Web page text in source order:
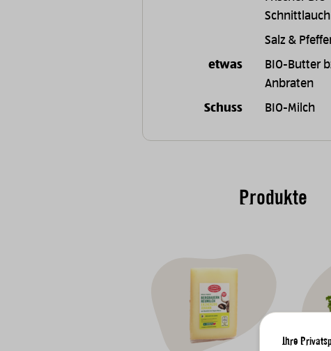
Schnittlauch
Salz &
etwas
BIO-Butter
Anbraten
Schuss
BIO-Milch
Produkte
Ihre